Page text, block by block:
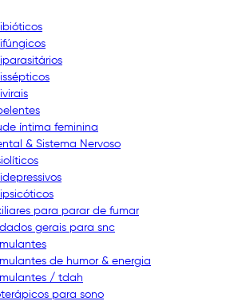
íntima feminina
& Sistema Nervoso
para parar de fumar
gerais para snc
de humor & energia
/ tdah
para sono